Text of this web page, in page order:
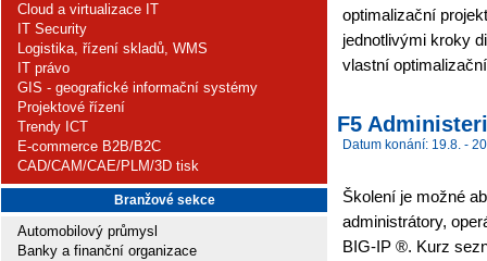
Cloud a virtualizace IT
IT Security
Logistika, řízení skladů, WMS
IT právo
GIS - geografické informační systémy
Projektové řízení
Trendy ICT
E-commerce B2B/B2C
CAD/CAM/CAE/PLM/3D tisk
Branžové sekce
Automobilový průmysl
Banky a finanční organizace
optimalizační
jednotlivými kroky
vlastní
F5
Datum konání: 19.8. -
Školení je možné
administrátory,
BIG-IP ®. Kurz